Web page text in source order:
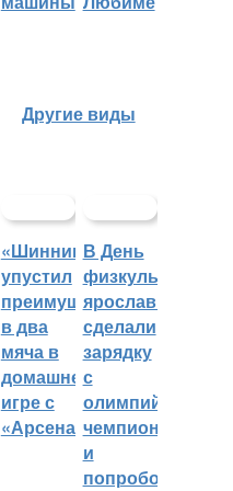
Другие виды
«Шинник»
упустил
преимущество
в два
мяча в
домашней
игре с
«Арсеналом»
В День
физкультурника
ярославцы
сделали
зарядку
с
олимпийским
чемпионом
и
попробовали